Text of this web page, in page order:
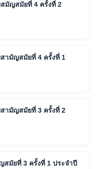
มัญสมัยที่ 4 ครั้งที่ 2
ามัญสมัยที่ 4 ครั้งที่ 1
ามัญสมัยที่ 3 ครั้งที่ 2
สมัยที่ 3 ครั้งที่ 1 ประจำปี